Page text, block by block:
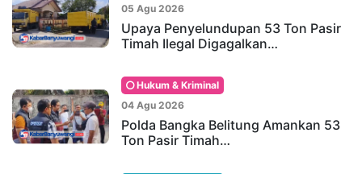
05 Agu 2026
Upaya Penyelundupan 53 Ton Pasir
Timah Ilegal Digagalkan…
Hukum & Kriminal
04 Agu 2026
Polda Bangka Belitung Amankan 53
Ton Pasir Timah…